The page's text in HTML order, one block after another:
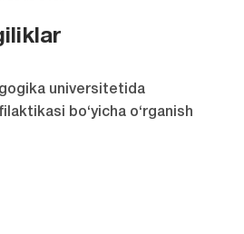
universitetida
bo‘yicha o‘rganish